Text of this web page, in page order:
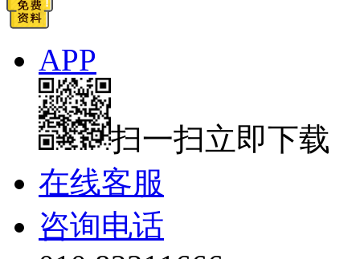
APP
扫一扫立即下载
在线客服
咨询电话